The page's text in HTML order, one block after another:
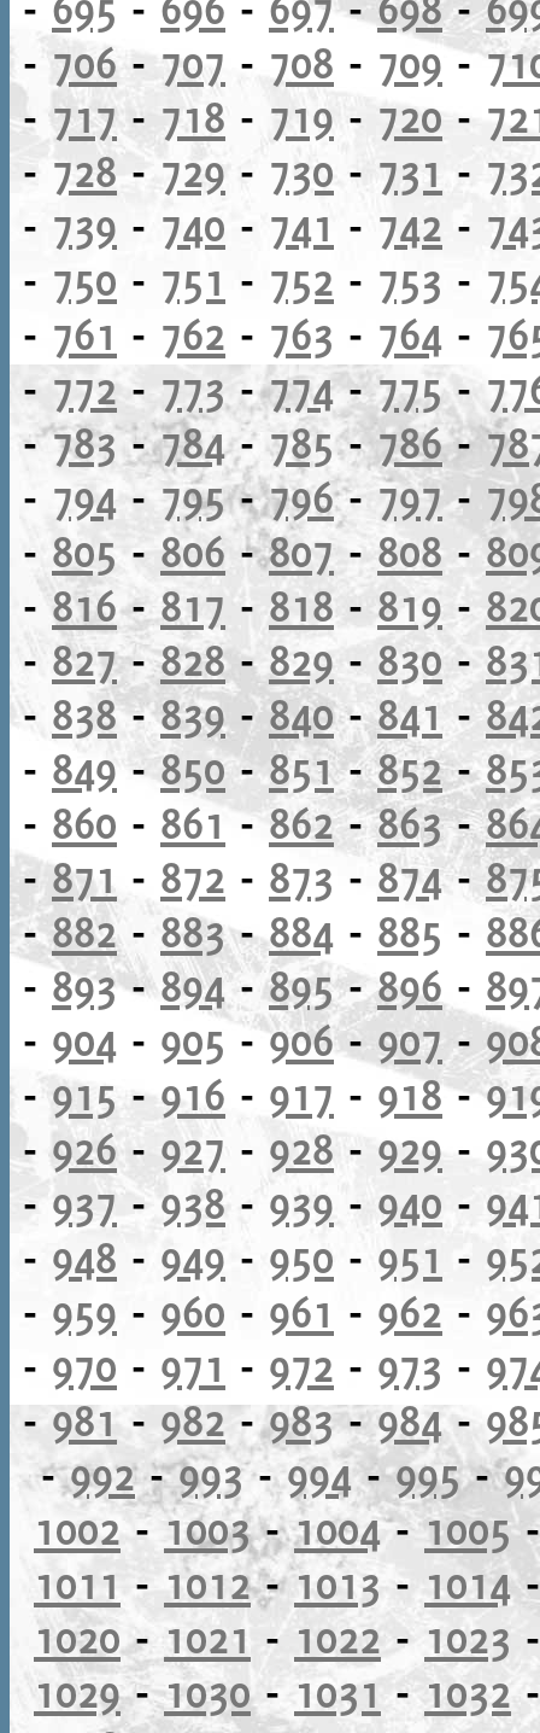
- 706-707 - 708 - 709-
-717- 718 - 719 - 720 -
- 728- 729 - 730 - 731 -
- 739 - 740 - 741 - 742 -
- 750 - 751 - 752 - 753 -
- 761 - 762 - 763 - 764 -
- 772 - 773 -774-775-
-783-784- 785-786-
- 794 - 795-796- 797-
- 805- 806 -807-808 -
-816-817 - 818- 819 -
- 827-828- 829- 830 -
- 838-839-840-841-
- 849 -850-851-852-
- 860 - 861-862-863-
-871 - 872 - 873 - 874-
-882 -883-884 - 885 -
- 893-894-895-896 -
- 904 - 905 -906- 907-
-915 - 916 - 917 - 918-
-926- 927 - 928- 929 -
- 937-938 - 939 - 940 -
- 948 - 949 - 950 - 951 -
- 959 - 960 - 961 - 962 -
- 970 - 971 - 972 - 973 -
-981-982-983-984-
-992-993-994-995-
1002 -1003-1004-1005
1011 - 1012-1013- 1014
1020- 1021 - 1022 - 1023
1029-1030-1031 -1032